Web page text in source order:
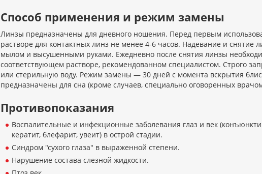
Способ применения и режим замены
Линзы предназначены для дневного ношения. Перед первым
растворе для контактных линз не менее 4-6 часов. Надевание и
мылом и высушенными руками. Ежедневно после снятия линзы
соответствующем растворе, рекомендованном специалистом. Строго
или стерильную воду. Режим замены — 30 дней с момента вскрытия
предназначены для сна (кроме случаев, специально оговоренных
Противопоказания
Воспалительные и инфекционные заболевания глаз и век
кератит, блефарит, увеит) в острой стадии.
Синдром "сухого глаза" в выраженной степени.
Нарушение состава слезной жидкости.